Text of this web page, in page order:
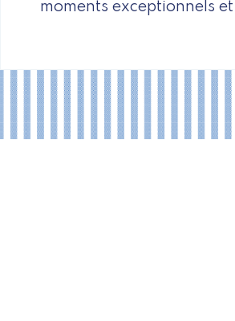
moments exceptionnels